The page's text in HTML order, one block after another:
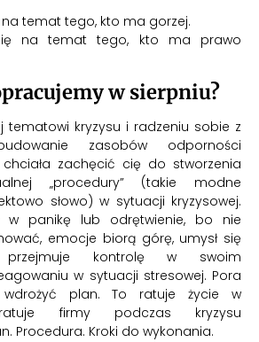
temat tego, kto ma gorzej.
na temat tego, kto ma prawo
w sierpniu?
tematowi kryzysu i radzeniu sobie z
zasobów odporności
zachęcić cię do stworzenia
„procedury” (takie modne
słowo) w sytuacji kryzysowej.
w panikę lub odrętwienie, bo nie
emocje biorą górę, umysł się
przejmuje kontrolę w swoim
w sytuacji stresowej. Pora
plan. To ratuje życie w
firmy podczas kryzysu
Procedura. Kroki do wykonania.